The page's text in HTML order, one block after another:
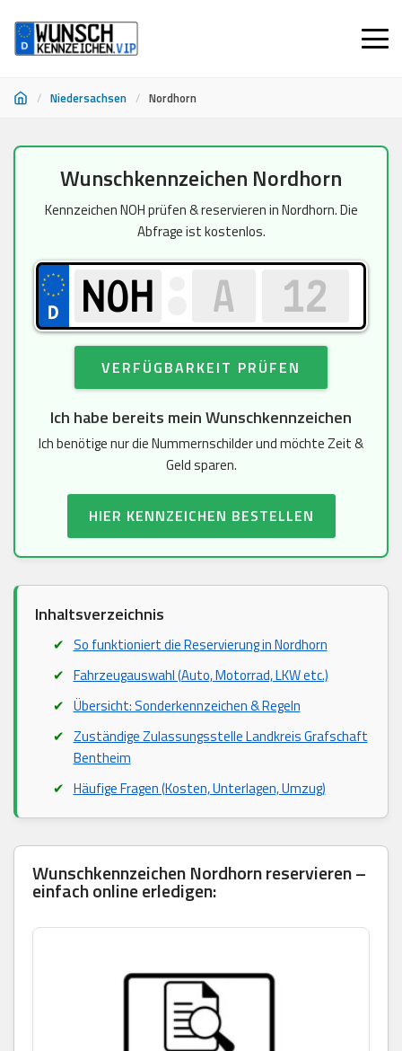
/ Niedersachsen / Nordhorn
springen
Wunschkennzeichen Nordhorn
Kennzeichen NOH prüfen & reservieren in Nordhorn. Die
Abfrage ist kostenlos.
VERFÜGBARKEIT PRÜFEN
Ich habe bereits mein Wunschkennzeichen
Ich benötige nur die Nummernschilder und möchte Zeit &
Geld sparen.
HIER KENNZEICHEN BESTELLEN
Inhaltsverzeichnis
So funktioniert die Reservierung in Nordhorn
Fahrzeugauswahl (Auto, Motorrad, LKW etc.)
Übersicht: Sonderkennzeichen & Regeln
Zuständige Zulassungsstelle Landkreis Grafschaft
Bentheim
Häufige Fragen (Kosten, Unterlagen, Umzug)
Wunschkennzeichen Nordhorn reservieren –
einfach online erledigen: